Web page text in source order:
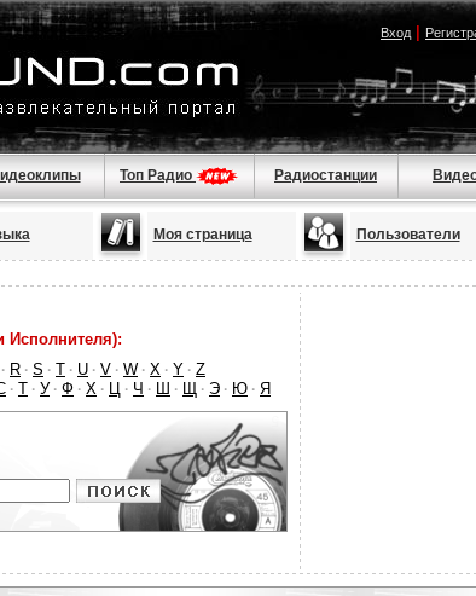
Вход|
Топ Радио Радиостанции
Моя страница Пользователи
Исполнителя):
· R · S · T · U · V · W · X · Y · Z
· Т · У · Ф · Х · Ц · Ч · Ш · Щ · Э · Ю · Я